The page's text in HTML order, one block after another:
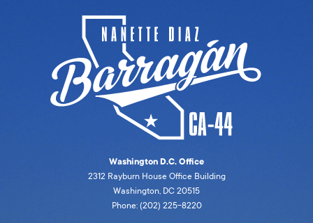
Washington D.C. Office
2312 Rayburn House Office Building
Washington, DC 20515
Phone: (202) 225-8220